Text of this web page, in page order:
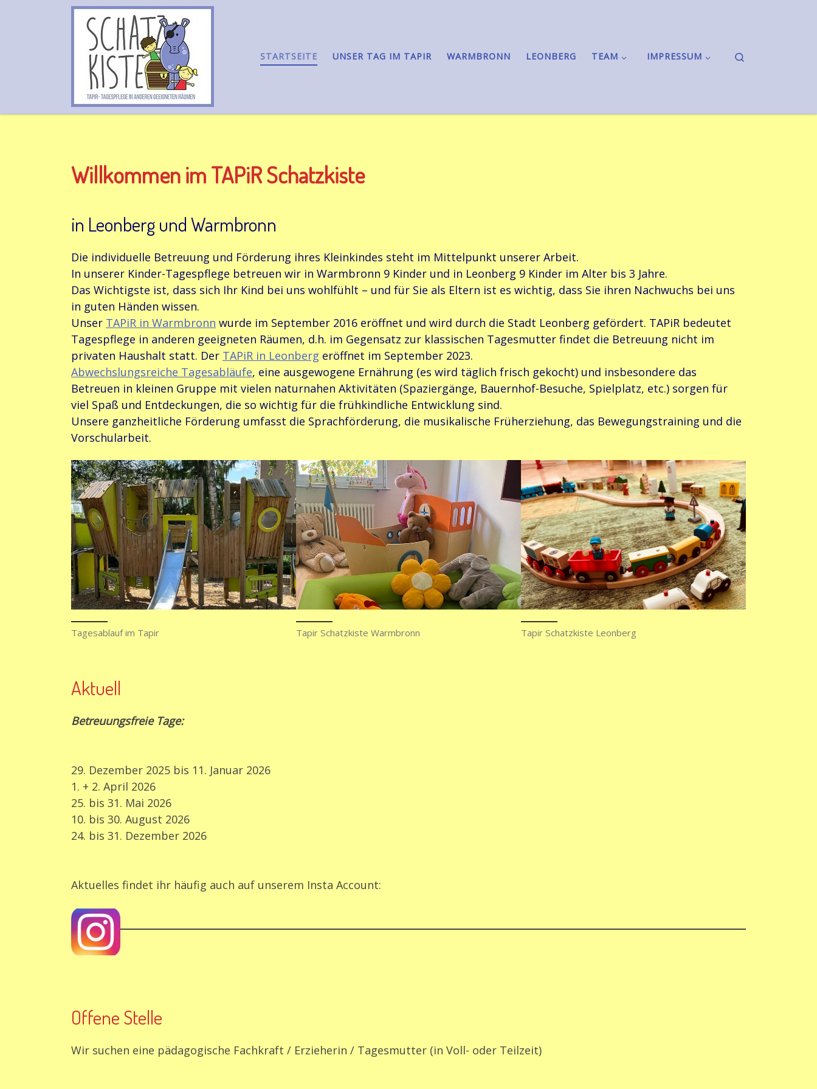
Zum Inhalt springen
STARTSEITE UNSER TAG IM TAPIR WARMBRONN LEONBERG TEAM IMPRESSUM
Willkommen im TAPiR Schatzkiste
in Leonberg und Warmbronn
Die individuelle Betreuung und Förderung ihres Kleinkindes steht im Mittelpunkt unserer Arbeit.
In unserer Kinder-Tagespflege betreuen wir in Warmbronn 9 Kinder und in Leonberg 9 Kinder im Alter bis 3 Jahre.
Das Wichtigste ist, dass sich Ihr Kind bei uns wohlfühlt – und für Sie als Eltern ist es wichtig, dass Sie ihren Nachwuchs bei uns
in guten Händen wissen.
Unser TAPiR in Warmbronn wurde im September 2016 eröffnet und wird durch die Stadt Leonberg gefördert. TAPiR bedeutet
Tagespflege in anderen geeigneten Räumen, d.h. im Gegensatz zur klassischen Tagesmutter findet die Betreuung nicht im
privaten Haushalt statt. Der TAPiR in Leonberg eröffnet im September 2023.
Abwechslungsreiche Tagesabläufe, eine ausgewogene Ernährung (es wird täglich frisch gekocht) und insbesondere das
Betreuen in kleinen Gruppe mit vielen naturnahen Aktivitäten (Spaziergänge, Bauernhof-Besuche, Spielplatz, etc.) sorgen für
viel Spaß und Entdeckungen, die so wichtig für die frühkindliche Entwicklung sind.
Unsere ganzheitliche Förderung umfasst die Sprachförderung, die musikalische Früherziehung, das Bewegungstraining und die
Vorschularbeit.
Tagesablauf im Tapir Tapir Schatzkiste Warmbronn Tapir Schatzkiste Leonberg
Aktuell
Betreuungsfreie Tage:
29. Dezember 2025 bis 11. Januar 2026
1. + 2. April 2026
25. bis 31. Mai 2026
10. bis 30. August 2026
24. bis 31. Dezember 2026
Aktuelles findet ihr häufig auch auf unserem Insta Account:
Offene Stelle
Wir suchen eine pädagogische Fachkraft / Erzieherin / Tagesmutter (in Voll- oder Teilzeit)